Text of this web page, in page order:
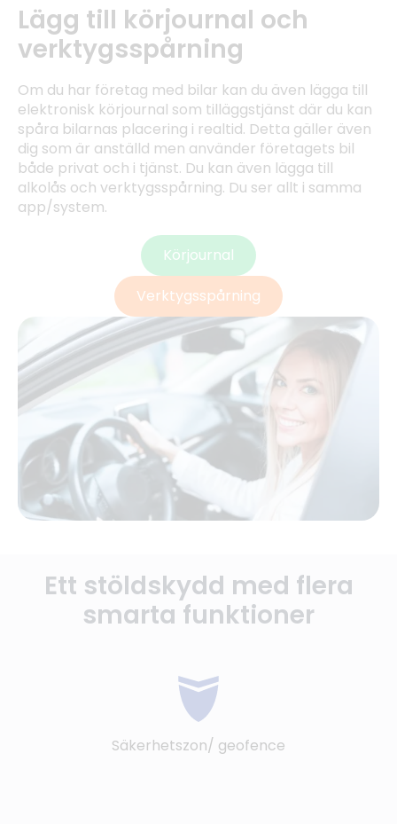
Lägg till körjournal och
verktygsspårning
Om du har företag med bilar kan du även lägga till
elektronisk körjournal som tilläggstjänst där du kan
spåra bilarnas placering i realtid. Detta gäller även
dig som är anställd men använder företagets bil
både privat och i tjänst. Du kan även lägga till
alkolås och verktygsspårning. Du ser allt i samma
app/system.
Körjournal
Verktygsspårning
Ett stöldskydd med flera
smarta funktioner
Säkerhetszon/ geofence